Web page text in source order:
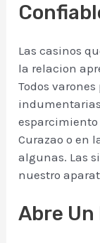
Las casinos
la relacion
Todos
esparcimiento
Curazao o en
algunas. Las
nuestro
Abre